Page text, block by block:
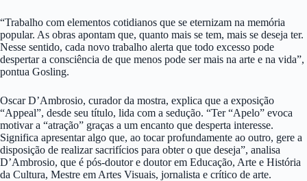
“Trabalho com elementos cotidianos que se eternizam na memória
popular. As obras apontam que, quanto mais se tem, mais se deseja ter.
Nesse sentido, cada novo trabalho alerta que todo excesso pode
despertar a consciência de que menos pode ser mais na arte e na vida”,
pontua Gosling.
Oscar D’Ambrosio, curador da mostra, explica que a exposição
“Appeal”, desde seu título, lida com a sedução. “Ter “Apelo” evoca
motivar a “atração” graças a um encanto que desperta interesse.
Significa apresentar algo que, ao tocar profundamente ao outro, gere a
disposição de realizar sacrifícios para obter o que deseja”, analisa
D’Ambrosio, que é pós-doutor e doutor em Educação, Arte e História
da Cultura, Mestre em Artes Visuais, jornalista e crítico de arte.